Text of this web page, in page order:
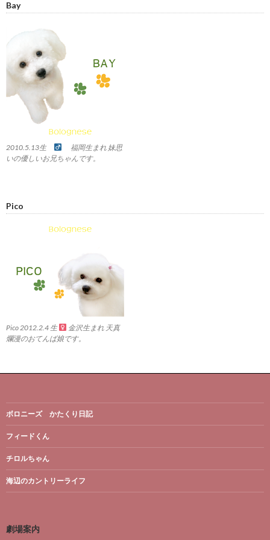
Bay
2010.5.13生
福岡生まれ 妹思
いの優しいお兄ちゃんです。
Pico
Pico 2012.2.4 生
金沢生まれ 天真
爛漫のおてんば娘です。
ボロニーズ かたくり日記
フィードくん
チロルちゃん
海辺のカントリーライフ
劇場案内